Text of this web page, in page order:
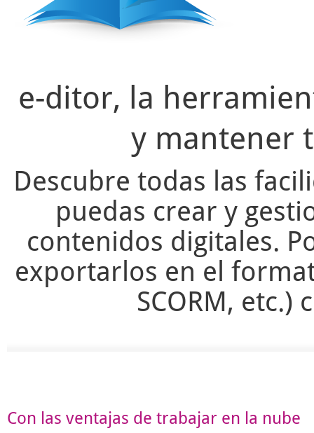
e-ditor, la
y mantener
Descubre todas las
puedas crear y
contenidos digitales.
exportarlos en el
SCORM, etc.)
Con las ventajas de trabajar en la nube